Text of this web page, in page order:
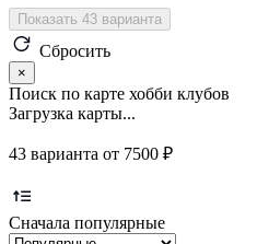
Показать 43 варианта
Сбросить
×
Поиск по карте хобби клубов
Загрузка карты...
43 варианта от 7500 ₽
Сначала популярные